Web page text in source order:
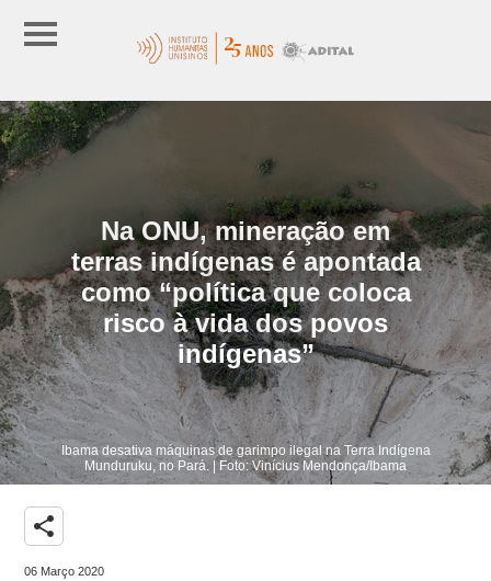
Na ONU, mineração em
terras indígenas é apontada
como “política que coloca
risco à vida dos povos
indígenas”
Ibama desativa máquinas de garimpo ilegal na Terra Indígena
Munduruku, no Pará. | Foto: Vinícius Mendonça/Ibama
share
06 Março 2020